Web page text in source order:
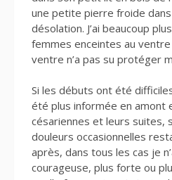
une petite pierre froide dans
désolation. J’ai beaucoup
femmes enceintes au
ventre n’a pas su protéger
Si les débuts ont été
été plus informée en amont
césariennes et leurs suites,
douleurs occasionnelles
après, dans tous les cas je
courageuse, plus forte ou